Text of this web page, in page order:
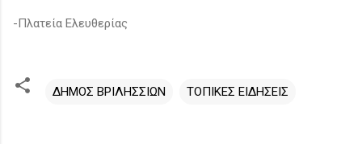
-Πλατεία Ελευθερίας
ΔΗΜΟΣ ΒΡΙΛΗΣΣΙΩΝ ΤΟΠΙΚΕΣ ΕΙΔΗΣΕΙΣ